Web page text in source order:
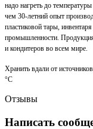
надо нагреть до
чем 30-летний опыт
пластиковой тары,
промышленности.
и кондитеров во всем мире.
Хранить вдали от
°C
Отзывы
Написать